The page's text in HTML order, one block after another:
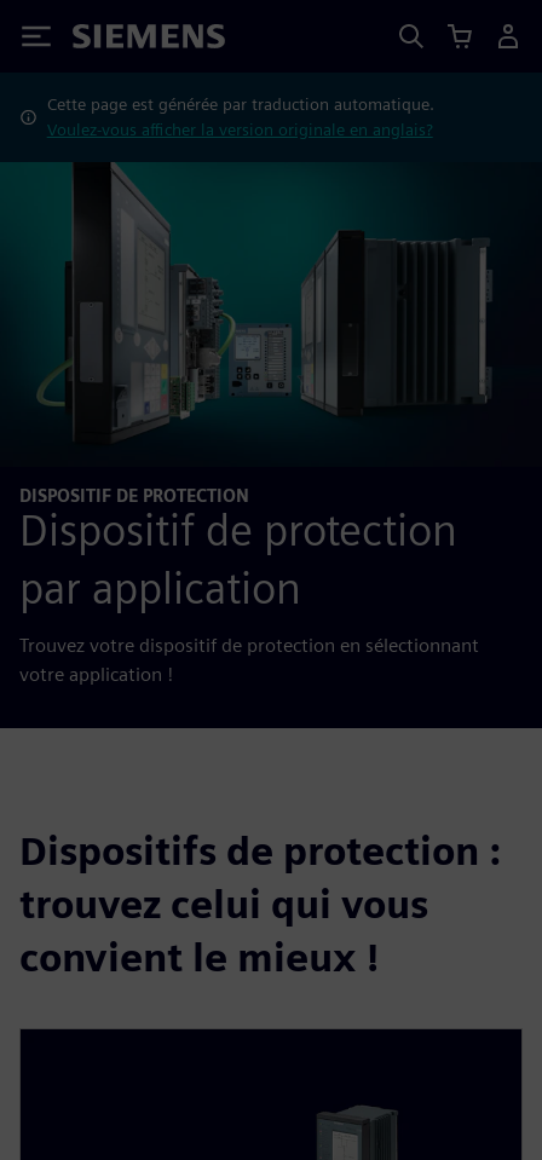
Siemens
Cette page est générée par traduction automatique.
Voulez-vous afficher la version originale en anglais?
DISPOSITIF DE PROTECTION
Dispositif de protection
par application
Trouvez votre dispositif de protection en sélectionnant
votre application !
Dispositifs de protection :
trouvez celui qui vous
convient le mieux !